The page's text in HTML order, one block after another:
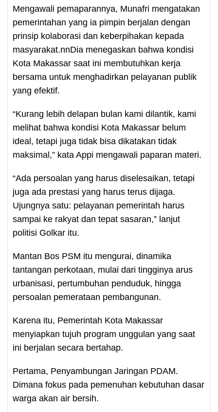
Mengawali pemaparannya, Munafri mengatakan
pemerintahan yang ia pimpin berjalan dengan
prinsip kolaborasi dan keberpihakan kepada
masyarakat.nnDia menegaskan bahwa kondisi
Kota Makassar saat ini membutuhkan kerja
bersama untuk menghadirkan pelayanan publik
yang efektif.
“Kurang lebih delapan bulan kami dilantik, kami
melihat bahwa kondisi Kota Makassar belum
ideal, tetapi juga tidak bisa dikatakan tidak
maksimal,” kata Appi mengawali paparan materi.
“Ada persoalan yang harus diselesaikan, tetapi
juga ada prestasi yang harus terus dijaga.
Ujungnya satu: pelayanan pemerintah harus
sampai ke rakyat dan tepat sasaran,” lanjut
politisi Golkar itu.
Mantan Bos PSM itu mengurai, dinamika
tantangan perkotaan, mulai dari tingginya arus
urbanisasi, pertumbuhan penduduk, hingga
persoalan pemerataan pembangunan.
Karena itu, Pemerintah Kota Makassar
menyiapkan tujuh program unggulan yang saat
ini berjalan secara bertahap.
Pertama, Penyambungan Jaringan PDAM.
Dimana fokus pada pemenuhan kebutuhan dasar
warga akan air bersih.